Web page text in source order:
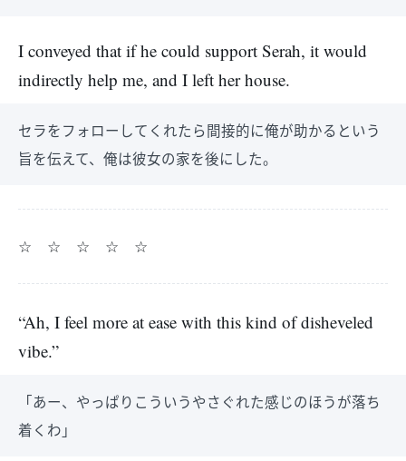
I conveyed that if he could support Serah, it would
indirectly help me, and I left her house.
セラをフォローしてくれたら間接的に俺が助かるという
旨を伝えて、俺は彼女の家を後にした。
☆ ☆ ☆ ☆ ☆
“Ah, I feel more at ease with this kind of disheveled
vibe.”
「あー、やっぱりこういうやさぐれた感じのほうが落ち
着くわ」